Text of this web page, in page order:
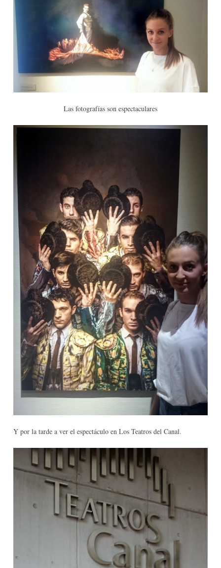
Las fotografías son espectaculares
Y por la tarde a ver el espectáculo en Los Teatros del Canal.